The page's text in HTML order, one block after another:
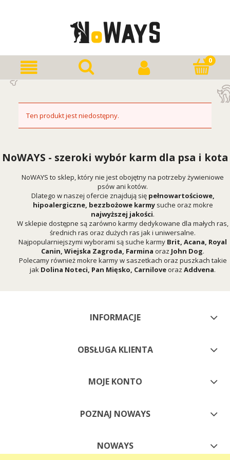
Ten produkt jest niedostępny.
NoWAYS - szeroki wybór karm dla psa i kota
NoWAYS to sklep, który nie jest obojętny na potrzeby żywieniowe
psów ani kotów.
Dlatego w naszej ofercie znajdują się pełnowartościowe,
hipoalergiczne, bezzbożowe karmy suche oraz mokre
najwyższej jakości.
W sklepie dostępne są zarówno karmy dedykowane dla małych ras,
średnich ras oraz dużych ras jak i uniwersalne.
Najpopularniejszymi wyborami są suche karmy Brit, Acana, Royal
Canin, Wiejska Zagroda, Farmina oraz John Dog.
Polecamy również mokre karmy w saszetkach oraz puszkach takie
jak Dolina Noteci, Pan Mięsko, Carniloveoraz Addvena.
INFORMACJE
OBSŁUGA KLIENTA
MOJE KONTO
POZNAJ NOWAYS
NOWAYS